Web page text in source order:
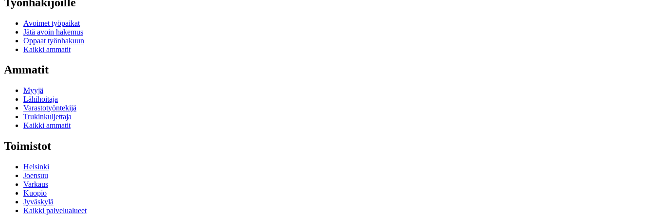
Avoimet työpaikat
Jätä avoin hakemus
Oppaat työnhakuun
Kaikki ammatit
Ammatit
Myyjä
Lähihoitaja
Varastotyöntekijä
Trukinkuljettaja
Kaikki ammatit
Toimistot
Helsinki
Joensuu
Varkaus
Kuopio
Jyväskylä
Kaikki palvelualueet